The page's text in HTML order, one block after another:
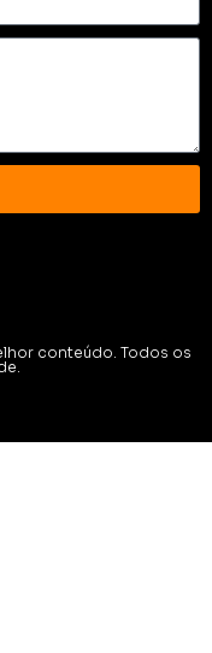
conteúdo. Todos os